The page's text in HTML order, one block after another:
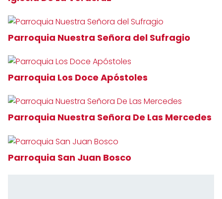
Parroquia Nuestra Señora del Sufragio
Parroquia Los Doce Apóstoles
Parroquia Nuestra Señora De Las Mercedes
Parroquia San Juan Bosco